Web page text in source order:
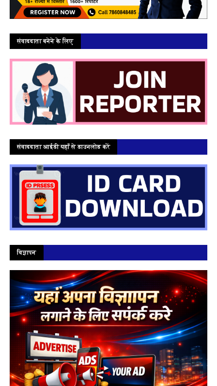
संवाददाता बनेने के लिए
संवाददाता आईडी यहाँ से डाउनलोड करें
विज्ञापन